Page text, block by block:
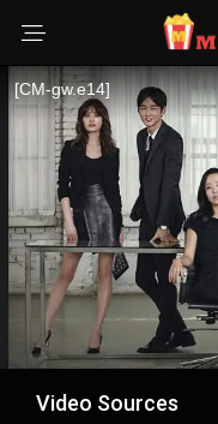
Video Sources